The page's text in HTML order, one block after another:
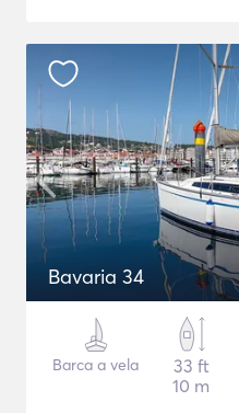
Bavaria 34
Barca a vela
33 ft
10 m